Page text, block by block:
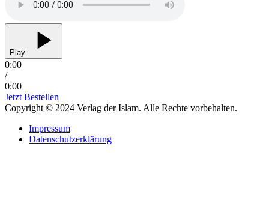
Play
0:00
/
0:00
Jetzt Bestellen
Copyright © 2024 Verlag der Islam. Alle Rechte vorbehalten.
Impressum
Datenschutzerklärung